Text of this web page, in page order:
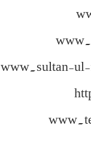
www.sultan-ul-